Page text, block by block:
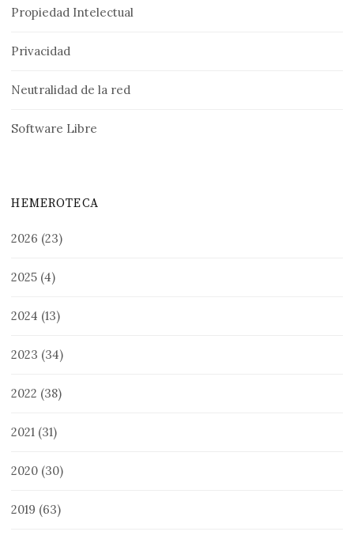
Propiedad Intelectual
Privacidad
Neutralidad de la red
Software Libre
HEMEROTECA
2026 (23)
2025 (4)
2024 (13)
2023 (34)
2022 (38)
2021 (31)
2020 (30)
2019 (63)